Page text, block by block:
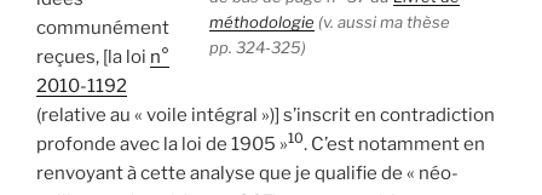
méthodologie (v. aussi ma thèse
pp. 324-325)
communément
reçues, [la loi n°
2010-1192
(relative au « voile intégral »)] s’inscrit en contradiction
profonde avec la loi de 1905 »10. C’est notamment en
renvoyant à cette analyse que je qualifie de « néo-